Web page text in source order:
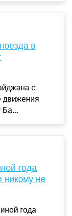
в
с
движения
Ба...
года
никому не
года